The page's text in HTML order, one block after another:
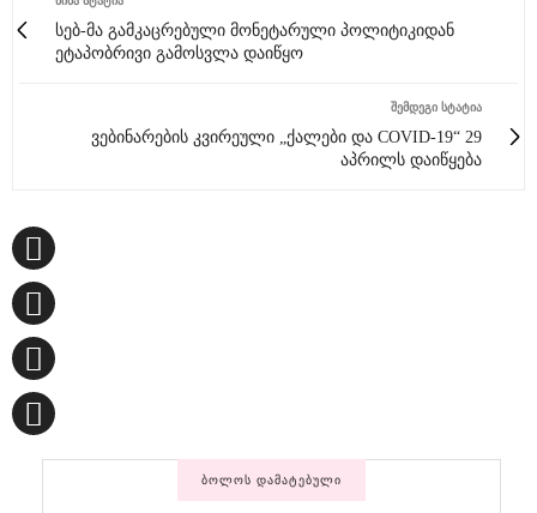
სებ-მა გამკაცრებული მონეტარული პოლიტიკიდან
ეტაპობრივი გამოსვლა დაიწყო
ᲨᲔᲛᲓᲔᲒᲘ ᲡᲢᲐᲢᲘᲐ
ვებინარების კვირეული „ქალები და COVID-19“ 29
აპრილს დაიწყება
ᲑᲝᲚᲝᲡ ᲓᲐᲛᲐᲢᲔᲑᲣᲚᲘ